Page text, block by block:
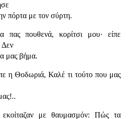
πόρτα με τον σύρτη.
πουθενά, κορίτσι μου· είπε
Δεν
μας βήμα.
η Θοδωριά, Καλέ τι τούτο που μας
με θαυμασμόν: Πώς τα